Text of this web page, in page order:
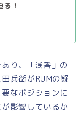
る！
り、「浅香」の
兵衛がRUMの疑
なポジションに
影響しているか